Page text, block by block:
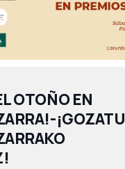
OTOÑO EN
¡GOZATU